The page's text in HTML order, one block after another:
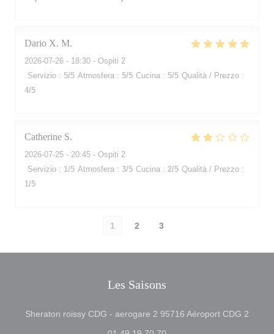
Dario X. M
2026-07-26 - 18:30 - Ospiti 2
Servizio : 5/5 Atmosfera : 5/5 Cucina : 5/5 Qualità / Prezzo :
4/5
Catherine S
2026-07-25 - 20:45 - Ospiti 2
Servizio : 1/5 Atmosfera : 3/5 Cucina : 2/5 Qualità / Prezzo :
1/5
1 2 3
Les Saisons
Sheraton roissy CDG - aerogare 2 95716 Aéroport CDG 2